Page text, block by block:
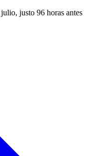
justo 96 horas antes